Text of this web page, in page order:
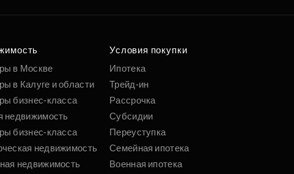
в Москве
в Калуге и области
бизнес-класса
недвижимость
бизнес-класса
недвижимость
недвижимость
Условия покупки
Ипотека
Трейд-ин
Рассрочка
Субсидии
Переуступка
Семейная ипотека
Военная ипотека